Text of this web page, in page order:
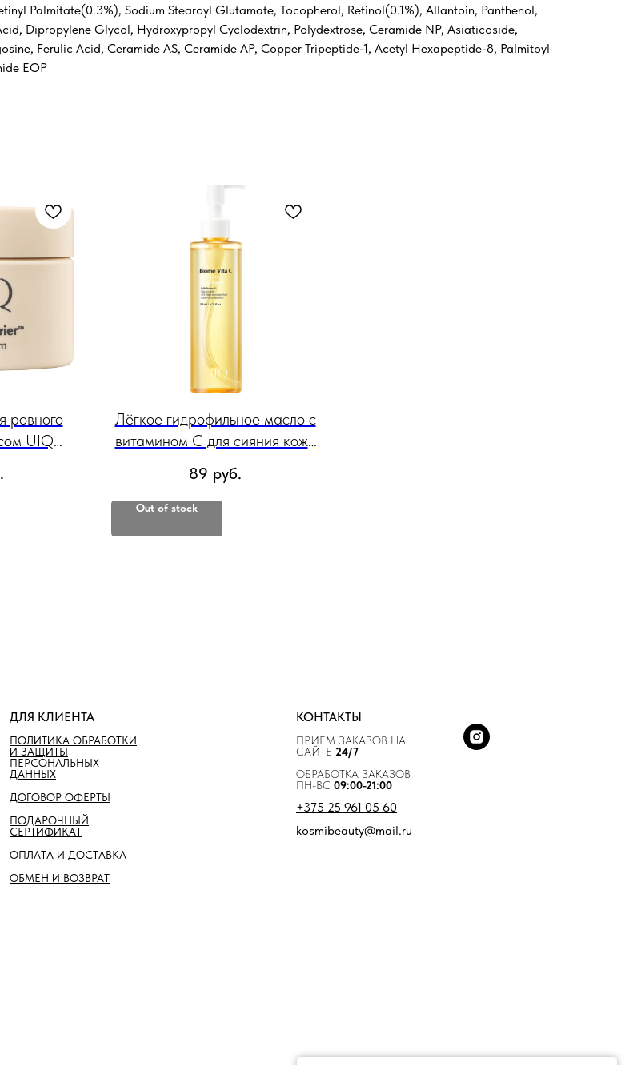
Palmitate(0.3%), Sodium Stearoyl Glutamate, Tocopherol, Retinol(0.1%), Allantoin, Panthenol,
Dipropylene Glycol, Hydroxypropyl Cyclodextrin, Polydextrose, Ceramide NP, Asiaticoside,
Ferulic Acid, Ceramide AS, Ceramide AP, Copper Tripeptide-1, Acetyl Hexapeptide-8, Palmitoyl
EOP
ровного
UIQ
Barrier
мл
Лёгкое гидрофильное масло с
витамином С для сияния кожи
UIQ Biome Vita C Brightening
Cleansing Oil 200 мл
89 руб.
Out of stock
ДЛЯ КЛИЕНТА
ПОЛИТИКА ОБРАБОТКИ
И ЗАЩИТЫ
ПЕРСОНАЛЬНЫХ
ДАННЫХ
ДОГОВОР ОФЕРТЫ
ПОДАРОЧНЫЙ
СЕРТИФИКАТ
ОПЛАТА И ДОСТАВКА
ОБМЕН И ВОЗВРАТ
КОНТАКТЫ
ПРИЕМ ЗАКАЗОВ НА
САЙТЕ 24/7
ОБРАБОТКА ЗАКАЗОВ
ПН-ВС 09:00-21:00
+375 25 961 05 60
kosmibeauty@mail.ru